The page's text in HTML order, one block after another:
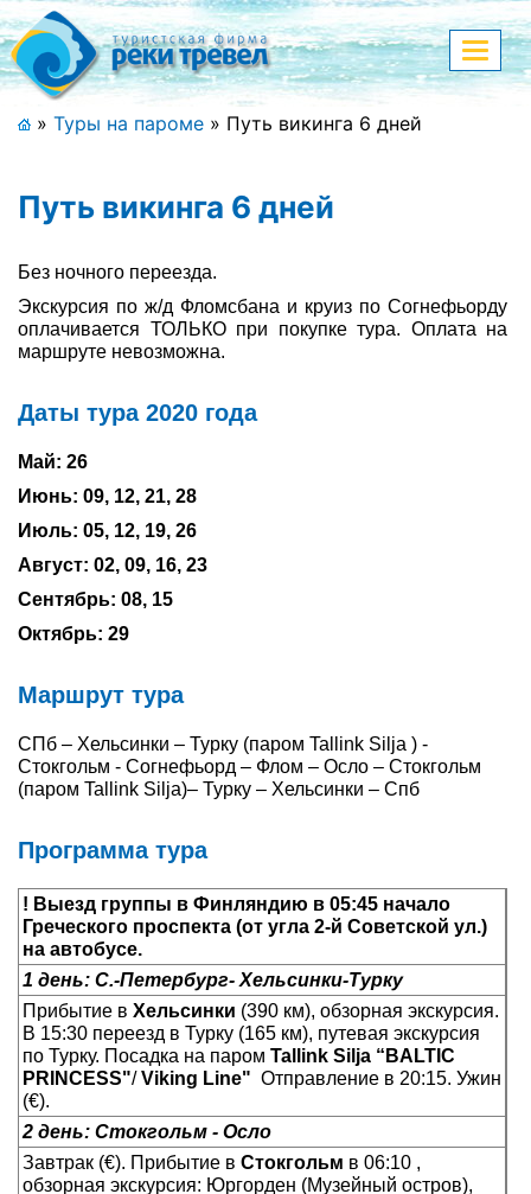
Меню
+7 (911) 182-44-68
Полная версия сайта
Главная
Праздничные туры
Страны и направления
Поиск тура
Туры по России
Автобусные туры
Авиабилеты
Услуги
О компании
Отзывы
меню
» Туры на пароме » Путь викинга 6 дней
Путь викинга 6 дней
Без ночного переезда.
Экскурсия по ж/д Фломсбана и круиз по Согнефьорду
оплачивается ТОЛЬКО при покупке тура. Оплата на
маршруте невозможна.
Даты тура 2020 года
Май: 26
Июнь: 09, 12, 21, 28
Июль: 05, 12, 19, 26
Август: 02, 09, 16, 23
Сентябрь: 08, 15
Октябрь: 29
Маршрут тура
СПб – Хельсинки – Турку (паром Tallink Silja ) -
Стокгольм - Согнефьорд – Флом – Осло – Стокгольм
(паром Tallink Silja)– Турку – Хельсинки – Спб
Программа тура
! Выезд группы в Финляндию в 05:45 начало
Греческого проспекта (от угла 2-й Советской ул.)
на автобусе.
1 день: С.-Петербург- Хельсинки-Турку
Прибытие в Хельсинки (390 км), обзорная экскурсия.
В 15:30 переезд в Турку (165 км), путевая экскурсия
по Турку. Посадка на паром Tallink Silja “BALTIC
PRINCESS"/Viking Line" Отправление в 20:15. Ужин
(€).
2 день: Стокгольм - Осло
Завтрак (€). Прибытие в Стокгольм в 06:10 ,
обзорная экскурсия: Юргорден (Музейный остров),